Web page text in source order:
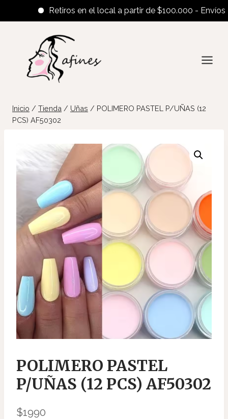
Retiros en el local a partir de $100.000 - Envíos al
contenido
Inicio / Tienda / Uñas / POLIMERO PASTEL P/UÑAS (12
PCS) AF50302
POLIMERO PASTEL
P/UÑAS (12 PCS) AF50302
$1990